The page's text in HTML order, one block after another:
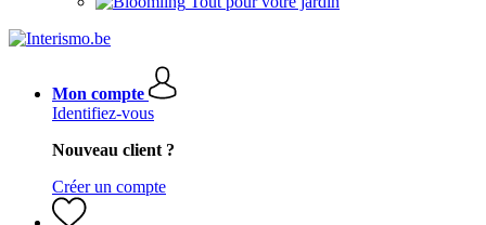
Mon compte
Identifiez-vous
Nouveau client ?
Créer un compte